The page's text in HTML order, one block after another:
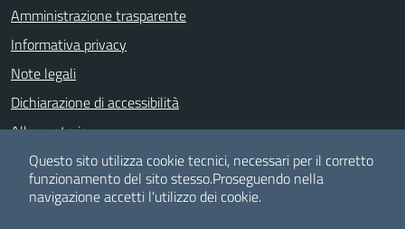
Amministrazione trasparente
Informativa privacy
Note legali
Dichiarazione di accessibilità
Albo pretorio
Meccanismo di feedback
Questo sito utilizza cookie tecnici, necessari per il corretto
funzionamento del sito stesso.Proseguendo nella
navigazione accetti l'utilizzo dei cookie.